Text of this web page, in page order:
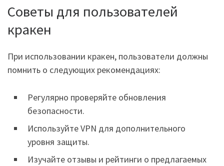
Советы для пользователей
кракен
При использовании кракен, пользователи должны
помнить о следующих рекомендациях:
Регулярно проверяйте обновления
безопасности.
Используйте VPN для дополнительного
уровня защиты.
Изучайте отзывы и рейтинги о предлагаемых